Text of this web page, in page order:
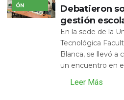
ÓN
Debatieron
gestión
En la sede de la
Tecnológica
Blanca, se llevó a
un encuentro en
Leer Más